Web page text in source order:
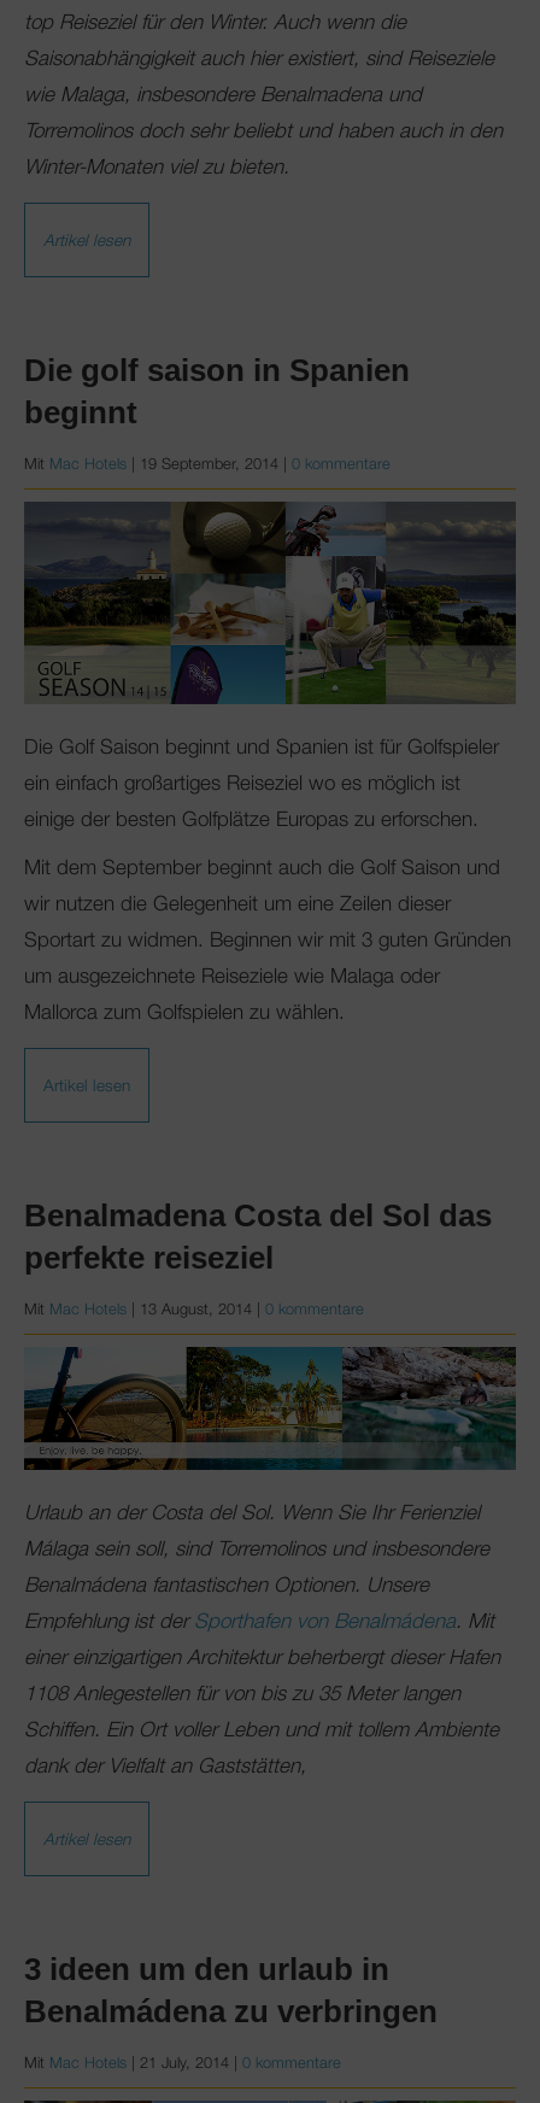
top Reiseziel für den Winter. Auch wenn die
Saisonabhängigkeit auch hier existiert, sind Reiseziele
wie Malaga, insbesondere Benalmadena und
Torremolinos doch sehr beliebt und haben auch in den
Winter-Monaten viel zu bieten.
Artikel lesen
Die golf saison in Spanien
beginnt
Mit Mac Hotels 19 September, 2014 0 kommentare
Die Golf Saison beginnt und Spanien ist für Golfspieler
ein einfach großartiges Reiseziel wo es möglich ist
einige der besten Golfplätze Europas zu erforschen.
Mit dem September beginnt auch die Golf Saison und
wir nutzen die Gelegenheit um eine Zeilen dieser
Sportart zu widmen. Beginnen wir mit 3 guten Gründen
um ausgezeichnete Reiseziele wie Malaga oder
Mallorca zum Golfspielen zu wählen.
Artikel lesen
Benalmadena Costa del Sol das
perfekte reiseziel
Mit Mac Hotels 13 August, 2014 0 kommentare
Urlaub an der Costa del Sol. Wenn Sie Ihr Ferienziel
Málaga sein soll, sind Torremolinos und insbesondere
Benalmádena fantastischen Optionen. Unsere
Empfehlung ist derSporthafen von Benalmádena. Mit
einer einzigartigen Architektur beherbergt dieser Hafen
1108 Anlegestellen für von bis zu 35 Meter langen
Schiffen. Ein Ort voller Leben und mit tollem Ambiente
dank der Vielfalt an Gaststätten,
Artikel lesen
3 ideen um den urlaub in
Benalmádena zu verbringen
Mit Mac Hotels 21 July, 2014 0 kommentare